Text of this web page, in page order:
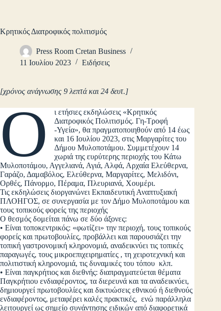
Κρητικός Διατροφικός πολιτισμός
Press Room Cretan Business
11 Ιουλίου 2023
Ειδήσεις
[χρόνος ανάγνωσης 9 λεπτά και 24 δευτ.]
Ο
ι ετήσιες εκδηλώσεις «Κρητικός
Διατροφικός Πολιτισμός. Γη-Τροφή
-Υγεία», θα πραγματοποιηθούν από 14 έως
και 16 Ιουλίου 2023, στις Μαργαρίτες του
Δήμου Μυλοποτάμου. Συμμετέχουν 14
χωριά της ευρύτερης περιοχής του Κάτω
Μυλοποτάμου, Αγγελιανά, Αγιά, Αλφά, Αρχαία Ελεύθερνα,
Γαράζο, Δαμαβόλος, Ελεύθερνα, Μαργαρίτες, Μελιδόνι,
Ορθές, Πάνορμο, Πέραμα, Πλευριανά, Χουμέρι.
Τις εκδηλώσεις διοργανώνει Εκπαιδευτική Αναπτυξιακή
ΠΛΟΗΓΟΣ, σε συνεργασία με τον Δήμο Μυλοποτάμου και
τους τοπικούς φορείς της περιοχής
Ο θεσμός δομείται πάνω σε δύο άξονες:
• Είναι τοποκεντρικός: «φωτίζει» την περιοχή, τους τοπικούς
φορείς και πρωτοβουλίες, προβάλλει και παρουσιάζει την
τοπική γαστρονομική κληρονομιά, αναδεικνύει τις τοπικές
παραγωγές, τους μικροεπιχειρηματίες , τη χειροτεχνική και
πολιτιστική κληρονομιά, τις δυναμικές του τόπου κλπ.
• Είναι παγκρήτιος και διεθνής: διαπραγματεύεται θέματα
Παγκρήτιου ενδιαφέροντος, τα διερευνά και τα αναδεικνύει,
δημιουργεί πρωτοβουλίες και δικτυώσεις εθνικού ή διεθνούς
ενδιαφέροντος, μεταφέρει καλές πρακτικές, ενώ παράλληλα
λειτουργεί ως σημείο συνάντησης ειδικών από διαφορετικά